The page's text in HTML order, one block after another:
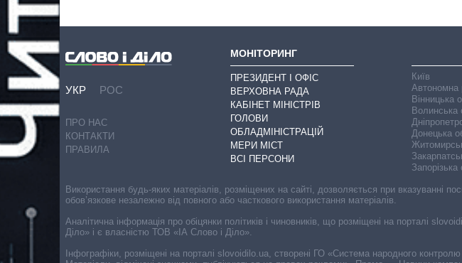
УКР РОС
ПРО НАС
КОНТАКТИ
ПРАВИЛА
МОНІТОРИНГ
ПРЕЗИДЕНТ І ОФІС
ВЕРХОВНА РАДА
КАБІНЕТ МІНІСТРІВ
ГОЛОВИ
ОБЛАДМІНІСТРАЦІЙ
МЕРИ МІСТ
ВСІ ПЕРСОНИ
Київ
Автономна
Вінницька
Волинська
Донецька
Запорізька
Використання будь-яких матеріалів, розміщених на сайті, дозволяється при вказуванні
обов’язкове незалежно від повного або часткового використання матеріалів.
Аналітична інформація про обіцянки політиків і чиновників, що розміщені на порталі
Діло» і є власністю ТОВ «ІА Слово і Діло».
Інфографіки, розміщені на порталі slovoidilo.ua, створені ГО «Система народного